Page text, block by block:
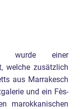
wurde einer
welche zusätzlich
aus Marrakesch
und ein Fès-
marokkanischen